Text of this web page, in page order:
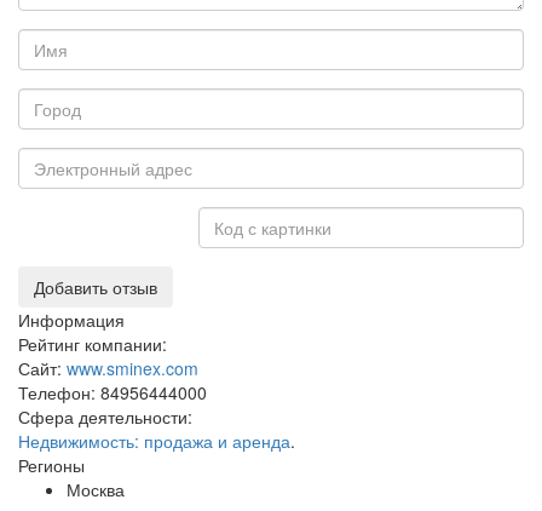
Добавить отзыв
Информация
Рейтинг компании:
Сайт: www.sminex.com
Телефон: 84956444000
Сфера деятельности:
Недвижимость: продажа и аренда.
Регионы
Москва